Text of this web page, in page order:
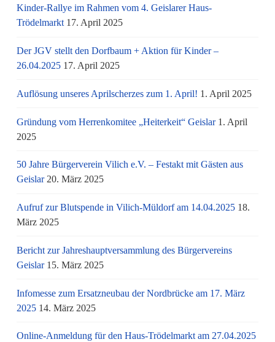
Kinder-Rallye im Rahmen vom 4. Geislarer Haus-
Trödelmarkt 17. April 2025
Der JGV stellt den Dorfbaum + Aktion für Kinder –
26.04.2025 17. April 2025
Auflösung unseres Aprilscherzes zum 1. April! 1. April 2025
Gründung vom Herrenkomitee „Heiterkeit“ Geislar 1. April
2025
50 Jahre Bürgerverein Vilich e.V. – Festakt mit Gästen aus
Geislar 20. März 2025
Aufruf zur Blutspende in Vilich-Müldorf am 14.04.2025 18.
März 2025
Bericht zur Jahreshauptversammlung des Bürgervereins
Geislar 15. März 2025
Infomesse zum Ersatzneubau der Nordbrücke am 17. März
2025 14. März 2025
Online-Anmeldung für den Haus-Trödelmarkt am 27.04.2025